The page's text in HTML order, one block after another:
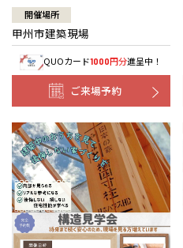
開催場所
甲州市建築現場
QUOカード1000円分進呈中！
ご来場予約